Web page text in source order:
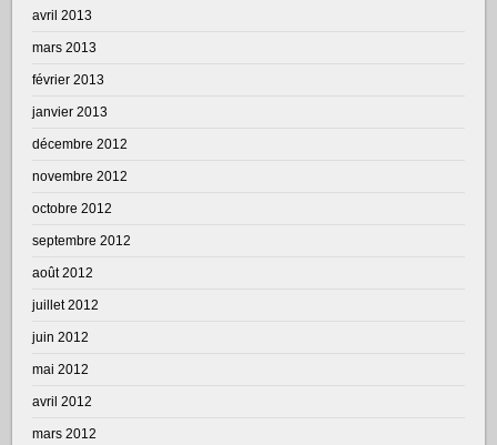
avril 2013
mars 2013
février 2013
janvier 2013
décembre 2012
novembre 2012
octobre 2012
septembre 2012
août 2012
juillet 2012
juin 2012
mai 2012
avril 2012
mars 2012